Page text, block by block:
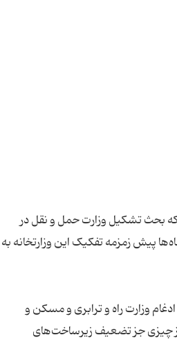
بحث تشکیل وزارت حمل و نقل در
پیش زمزمه تفکیک این وزارتخانه به
وزارت راه و ترابری و مسکن و
چیزی جز تضعیف زیرساخت‌های